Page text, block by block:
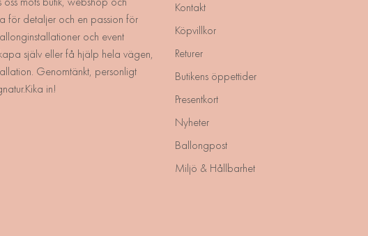
för detaljer och en passion för
och event
själv eller få hjälp hela vägen,
Genomtänkt, personligt
in!
Kontakt
Köpvillkor
Returer
Butikens öppettider
Presentkort
Nyheter
Ballongpost
Miljö & Hållbarhet